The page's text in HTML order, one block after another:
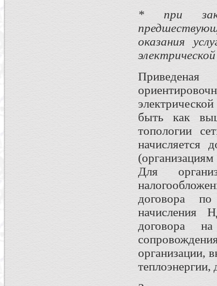
* при
оказания
быть как
топологии
начисляется
Для
договора
начисления
договора на
организации,
теплоэнергии,